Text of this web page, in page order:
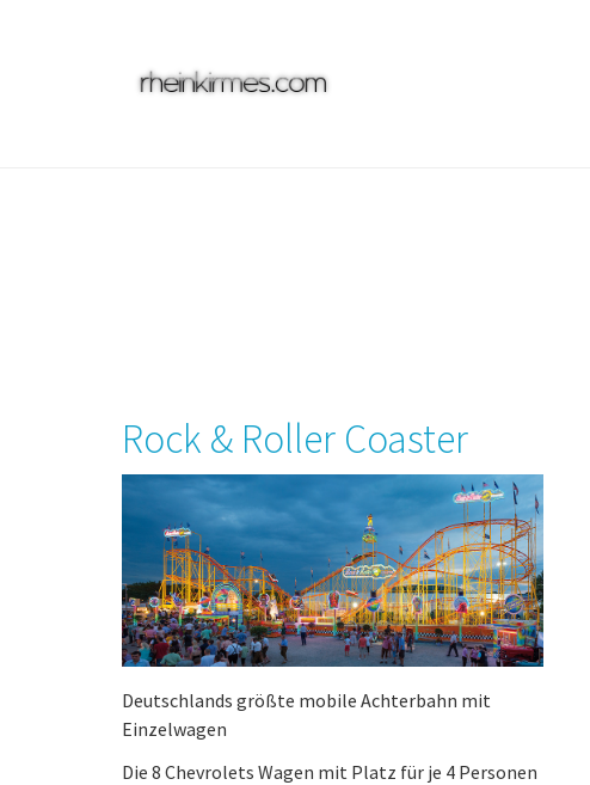
Rock & Roller Coaster
Deutschlands größte mobile Achterbahn mit
Einzelwagen
Die 8 Chevrolets Wagen mit Platz für je 4 Personen